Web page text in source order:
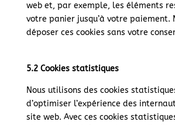
web et, par exemple, les éléments
votre panier jusqu’à votre paiement.
déposer ces cookies sans votre
5.2 Cookies statistiques
Nous utilisons des cookies
d’optimiser l’expérience des
site web. Avec ces cookies